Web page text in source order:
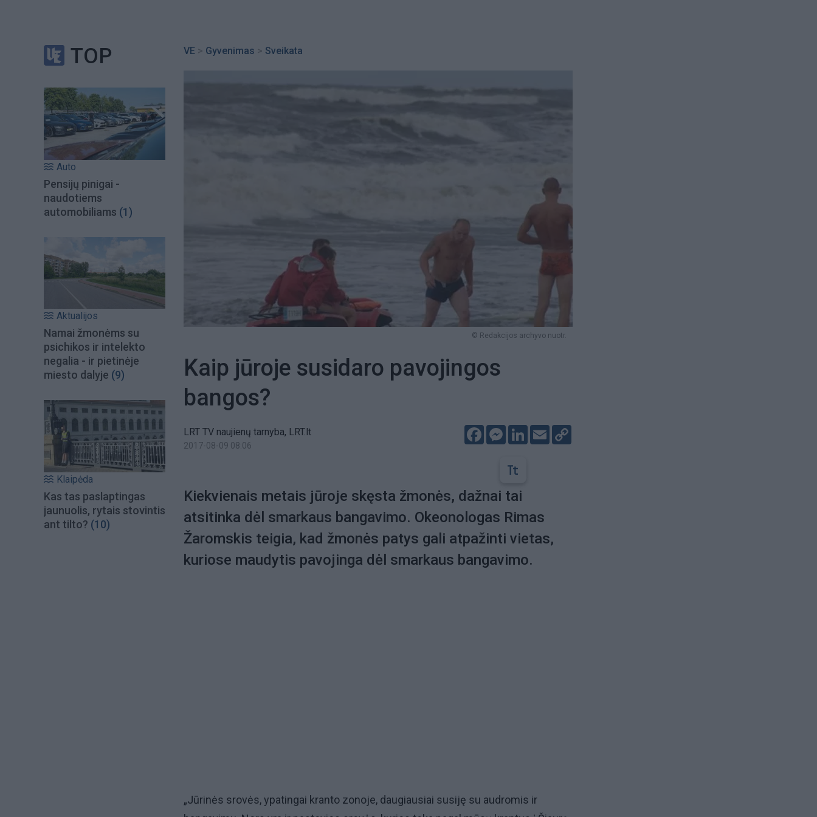
TOP
Auto
Pensijų pinigai -
naudotiems
automobiliams (1)
Aktualijos
Namai žmonėms su
psichikos ir intelekto
negalia - ir pietinėje
miesto dalyje (9)
Klaipėda
Kas tas paslaptingas
jaunuolis, rytais stovintis
ant tilto? (10)
VE > Gyvenimas > Sveikata
© Redakcijos archyvo nuotr.
Kaip jūroje susidaro pavojingos
bangos?
LRT TV naujienų tarnyba, LRT.lt
2017-08-09 08:06
FacebookMessenger
LinkedIn
Email
Kiekvienais metais jūroje skęsta žmonės, dažnai tai
atsitinka dėl smarkaus bangavimo. Okeonologas Rimas
Žaromskis teigia, kad žmonės patys gali atpažinti vietas,
kuriose maudytis pavojinga dėl smarkaus bangavimo.
„Jūrinės srovės, ypatingai kranto zonoje, daugiausiai susiję su audromis ir